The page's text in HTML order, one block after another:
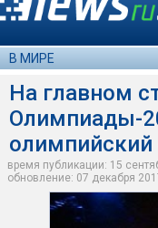
В МИРЕ
На главном
Олимпиады-
олимпийский
время публикации: 15
обновление: 07 декабря